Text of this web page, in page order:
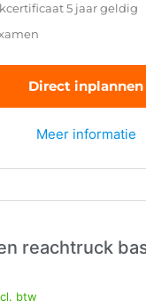
5 jaar geldig
Direct inplannen
Meer informatie
reachtruck
btw